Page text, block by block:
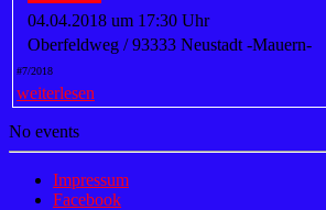
04.04.2018 um 17:30 Uhr
Oberfeldweg / 93333 Neustadt -Mauern-
#7/2018
weiterlesen
No events
Impressum
Facebook